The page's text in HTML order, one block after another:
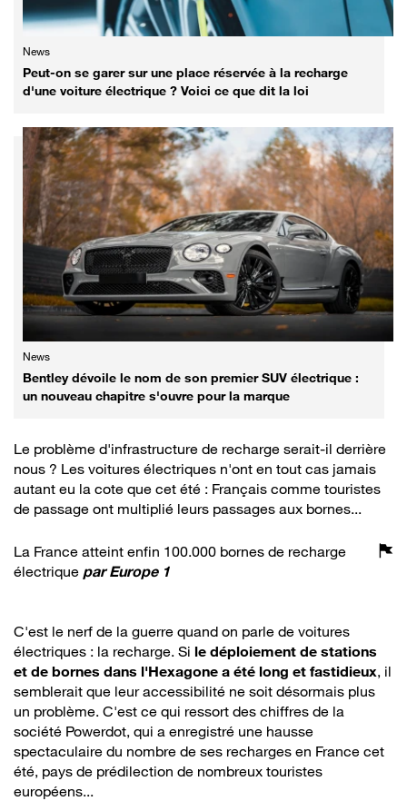
News
Peut-on se garer sur une place réservée à la recharge
d'une voiture électrique ? Voici ce que dit la loi
News
Bentley dévoile le nom de son premier SUV électrique :
un nouveau chapitre s'ouvre pour la marque
Le problème d'infrastructure de recharge serait-il derrière
nous ? Les voitures électriques n'ont en tout cas jamais
autant eu la cote que cet été : Français comme touristes
de passage ont multiplié leurs passages aux bornes...
La France atteint enfin 100.000 bornes de recharge
électrique parEurope 1
C'est le nerf de la guerre quand on parle de voitures
électriques : la recharge. Si le déploiement de stations
et de bornes dans l'Hexagone a été long et fastidieux, il
semblerait que leur accessibilité ne soit désormais plus
un problème. C'est ce qui ressort des chiffres de la
société Powerdot, qui a enregistré une hausse
spectaculaire du nombre de ses recharges en France cet
été, pays de prédilection de nombreux touristes
européens...